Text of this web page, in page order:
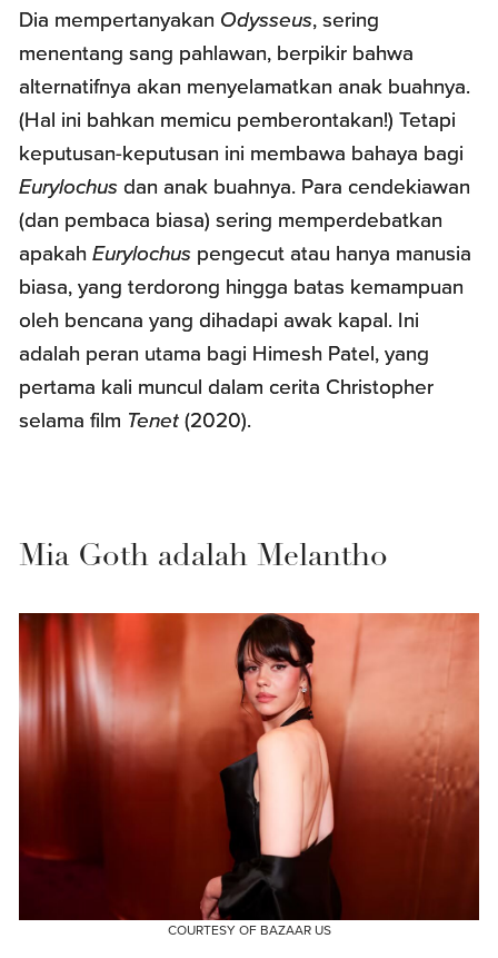
Dia mempertanyakan Odysseus, sering
menentang sang pahlawan, berpikir bahwa
alternatifnya akan menyelamatkan anak buahnya.
(Hal ini bahkan memicu pemberontakan!) Tetapi
keputusan-keputusan ini membawa bahaya bagi
Eurylochus dan anak buahnya. Para cendekiawan
(dan pembaca biasa) sering memperdebatkan
apakahEurylochus pengecut atau hanya manusia
biasa, yang terdorong hingga batas kemampuan
oleh bencana yang dihadapi awak kapal. Ini
adalah peran utama bagi Himesh Patel, yang
pertama kali muncul dalam cerita Christopher
selama film Tenet (2020).
Mia Goth adalah Melantho
COURTESY OF BAZAAR US